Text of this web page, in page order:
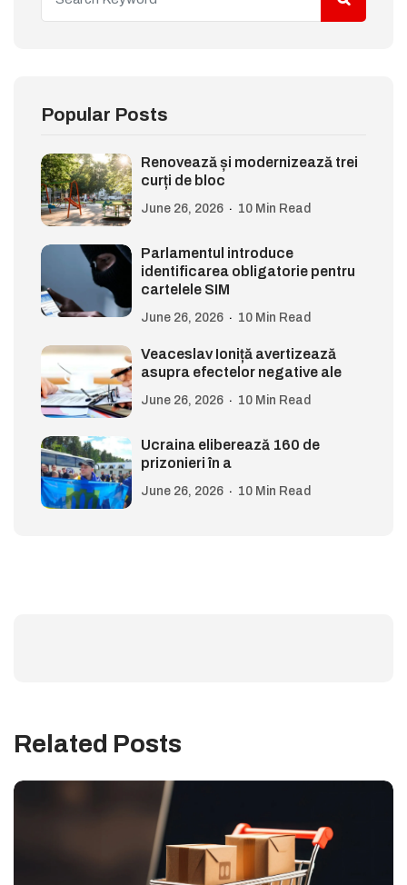
Popular Posts
Renovează și modernizează trei
curți de bloc
June 26, 2026 10 Min Read
Parlamentul introduce
identificarea obligatorie pentru
cartelele SIM
June 26, 2026 10 Min Read
Veaceslav Ioniță avertizează
asupra efectelor negative ale
June 26, 2026 10 Min Read
Ucraina eliberează 160 de
prizonieri în a
June 26, 2026 10 Min Read
Related Posts